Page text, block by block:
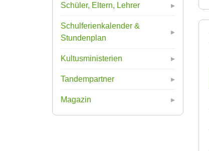
Schüler, Eltern, Lehrer
Schulferienkalender &
Stundenplan
Kultusministerien
Tandempartner
Magazin